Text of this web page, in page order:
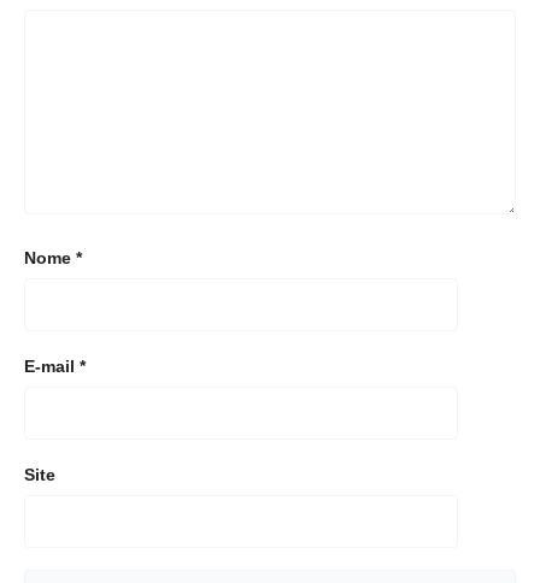
Nome *
E-mail *
Site